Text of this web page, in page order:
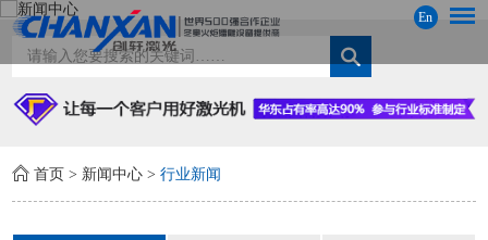
En
首页 > 新闻中心 >行业新闻